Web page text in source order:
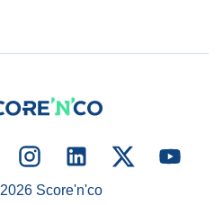
2026Score'n'co